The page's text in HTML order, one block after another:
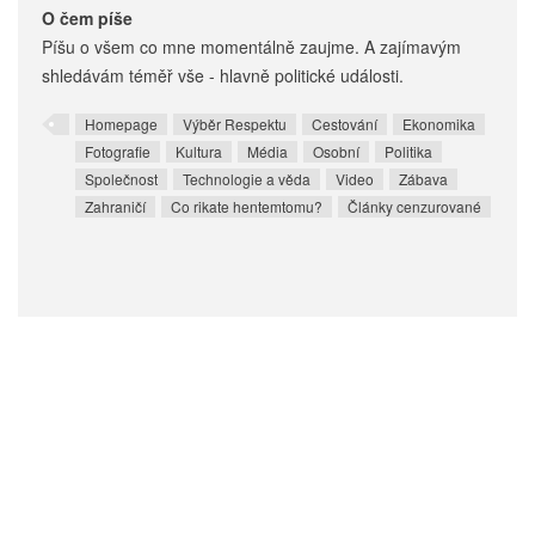
O čem píše
Píšu o všem co mne momentálně zaujme. A zajímavým
shledávám téměř vše - hlavně politické události.
Homepage Výběr Respektu Cestování
Ekonomika
Fotografie
Kultura Média Osobní
Politika
Společnost
Technologie a věda Video
Zábava
Zahraničí
Co rikate hentemtomu? Články cenzurované